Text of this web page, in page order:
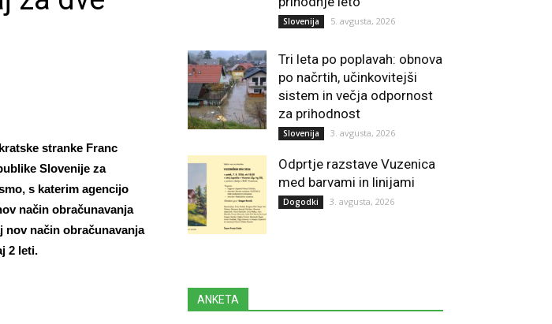
stranke Franc
Slovenije za
s katerim agencijo
način obračunavanja
nov način obračunavanja
2 leti.
Slovenija 5. avgusta, 2026
Tri leta po poplavah: obnova
po načrtih, učinkovitejši
sistem in večja odpornost
za prihodnost
Slovenija 3. avgusta, 2026
Odprtje razstave Vuzenica
med barvami in linijami
Dogodki 3. avgusta, 2026
ANKETA